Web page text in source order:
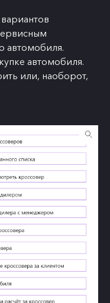
автомобиля.
автомобиля.
или, наоборот,